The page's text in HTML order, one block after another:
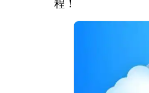
程！